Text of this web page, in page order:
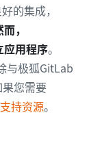
的集成，
，
用程序。
与极狐GitLab
您需要
持资源。